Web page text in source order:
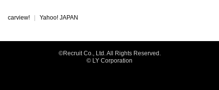
carview! Yahoo! JAPAN
©Recruit Co., Ltd. All Rights Reserved.
© LY Corporation